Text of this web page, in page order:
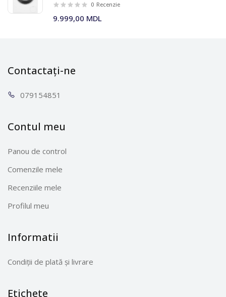
0 Recenzie
9.999,00 MDL
Contactați-ne
0791 54851
Contul meu
Panou de control
Comenzile mele
Recenziile mele
Profilul meu
Informatii
Condiții de plată și livrare
Etichete